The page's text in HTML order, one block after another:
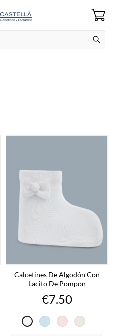
Calcetines De Algodón Con
Lacito De Pompon
Price
€7.50
BlancoCelesteRosa Cava